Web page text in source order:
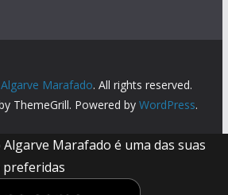
Algarve Marafado. All rights reserved.
ThemeGrill. Powered by WordPress.
Marafado é uma das suas